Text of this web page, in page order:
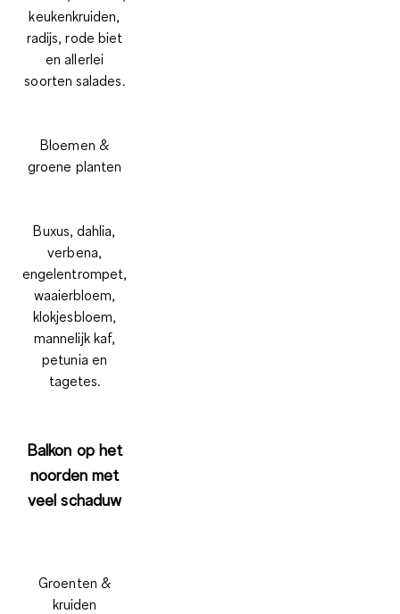
keukenkruiden,
radijs, rode biet
en allerlei
soorten salades.
Bloemen &
groene planten
Buxus, dahlia,
verbena,
engelentrompet,
waaierbloem,
klokjesbloem,
mannelijk kaf,
petunia en
tagetes.
Balkon op het
noorden met
veel schaduw
Groenten &
kruiden